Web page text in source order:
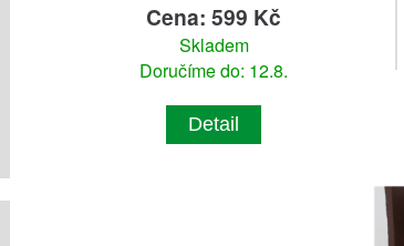
Cena: 599 Kč
Skladem
Doručíme do: 12.8.
Detail